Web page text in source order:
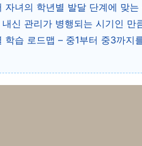
녀의 학년별 발달 단계에 맞
신 관리가 병행되는 시기인 만
습 로드맵 – 중1부터 중3까지